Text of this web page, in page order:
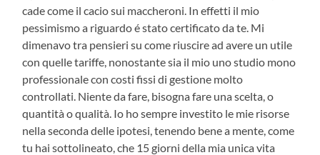
cade come il cacio sui maccheroni. In effetti il mio
pessimismo a riguardo é stato certificato da te. Mi
dimenavo tra pensieri su come riuscire ad avere un utile
con quelle tariffe, nonostante sia il mio uno studio mono
professionale con costi fissi di gestione molto
controllati. Niente da fare, bisogna fare una scelta, o
quantità o qualità. Io ho sempre investito le mie risorse
nella seconda delle ipotesi, tenendo bene a mente, come
tu hai sottolineato, che 15 giorni della mia unica vita